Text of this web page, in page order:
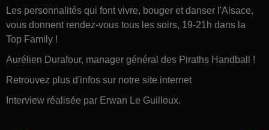
Les personnalités qui font vivre, bouger et danser l'Alsace,
vous donnent rendez-vous tous les soirs, 19-21h dans la
Top Family !
Aurélien Durafour, manager général des Piraths Handball !
Retrouvez plus d'infos sur notre site internet
Interview réalisée par Erwan Le Guilloux.